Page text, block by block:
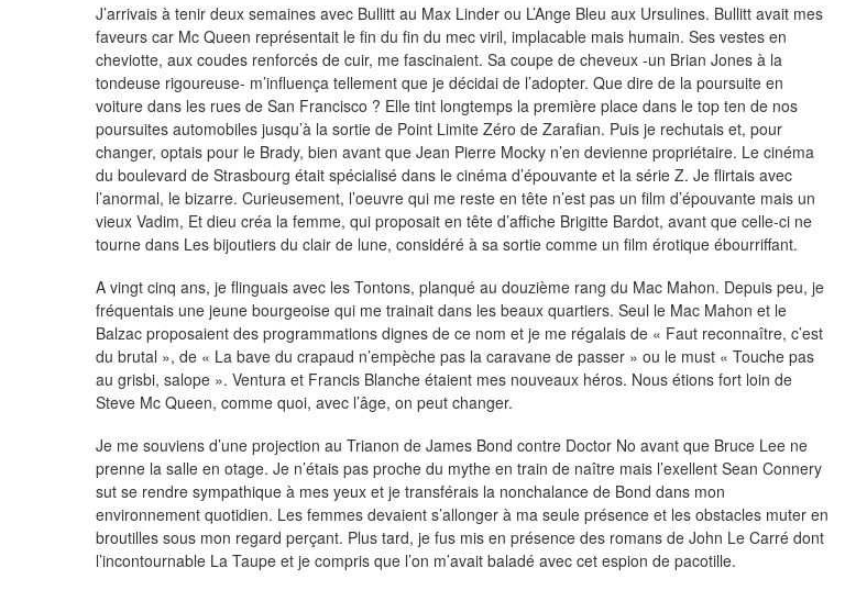
J’arrivais à tenir deux semaines avec Bullitt au Max Linder ou L’Ange Bleu aux Ursulines. Bullitt avait mes
faveurs car Mc Queen représentait le fin du fin du mec viril, implacable mais humain. Ses vestes en
cheviotte, aux coudes renforcés de cuir, me fascinaient. Sa coupe de cheveux -un Brian Jones à la
tondeuse rigoureuse- m’influença tellement que je décidai de l’adopter. Que dire de la poursuite en
voiture dans les rues de San Francisco ? Elle tint longtemps la première place dans le top ten de nos
poursuites automobiles jusqu’à la sortie de Point Limite Zéro de Zarafian. Puis je rechutais et, pour
changer, optais pour le Brady, bien avant que Jean Pierre Mocky n’en devienne propriétaire. Le cinéma
du boulevard de Strasbourg était spécialisé dans le cinéma d’épouvante et la série Z. Je flirtais avec
l’anormal, le bizarre. Curieusement, l’oeuvre qui me reste en tête n’est pas un film d’épouvante mais un
vieux Vadim, Et dieu créa la femme, qui proposait en tête d’affiche Brigitte Bardot, avant que celle-ci ne
tourne dans Les bijoutiers du clair de lune, considéré à sa sortie comme un film érotique ébourriffant.
A vingt cinq ans, je flinguais avec les Tontons, planqué au douzième rang du Mac Mahon. Depuis peu, je
fréquentais une jeune bourgeoise qui me trainait dans les beaux quartiers. Seul le Mac Mahon et le
Balzac proposaient des programmations dignes de ce nom et je me régalais de « Faut reconnaître, c’est
du brutal », de « La bave du crapaud n’empèche pas la caravane de passer » ou le must « Touche pas
au grisbi, salope ». Ventura et Francis Blanche étaient mes nouveaux héros. Nous étions fort loin de
Steve Mc Queen, comme quoi, avec l’âge, on peut changer.
Je me souviens d’une projection au Trianon de James Bond contre Doctor No avant que Bruce Lee ne
prenne la salle en otage. Je n’étais pas proche du mythe en train de naître mais l’exellent Sean Connery
sut se rendre sympathique à mes yeux et je transférais la nonchalance de Bond dans mon
environnement quotidien. Les femmes devaient s’allonger à ma seule présence et les obstacles muter en
broutilles sous mon regard perçant. Plus tard, je fus mis en présence des romans de John Le Carré dont
l’incontournable La Taupe et je compris que l’on m’avait baladé avec cet espion de pacotille.